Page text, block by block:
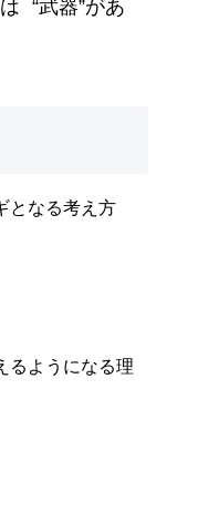
“武器”があ
となる考え方
るようになる理